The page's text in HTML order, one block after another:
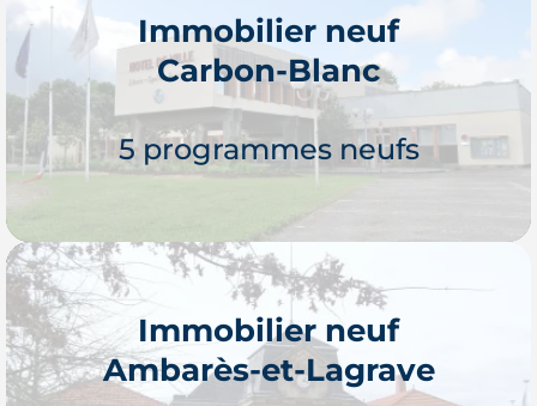
neufs du deux aux quatre pièces
accessibles à 173 000 €. L’occasion d’être
propriétaire d’un bienimmobilier neuf en
périphérie de Bordeaux.
Je découvre
Immobilier neuf
Carbon-Blanc
5 programmes neufs
Je découvre
Immobilier neuf
Ambarès-et-Lagrave